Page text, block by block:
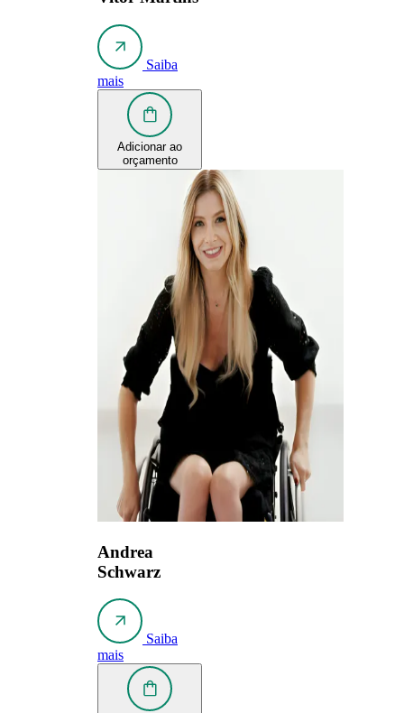
Saiba
mais
Adicionar ao
orçamento
Andrea
Schwarz
Saiba
mais